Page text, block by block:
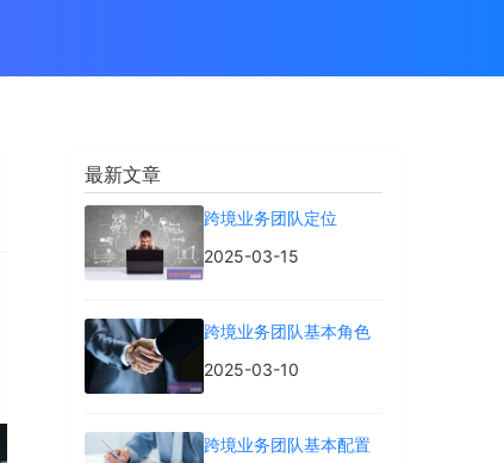
最新文章
跨境业务团队定位
2025-03-15
跨境业务团队基本角色
2025-03-10
跨境业务团队基本配置